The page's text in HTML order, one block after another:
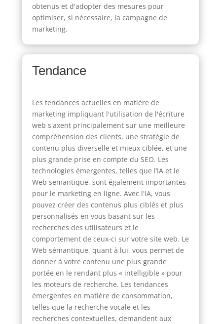
obtenus et d'adopter des mesures pour
optimiser, si nécessaire, la campagne de
marketing.
Tendance
Les tendances actuelles en matière de
marketing impliquant l'utilisation de l'écriture
web s'axent principalement sur une meilleure
compréhension des clients, une stratégie de
contenu plus diverselle et mieux ciblée, et une
plus grande prise en compte du SEO. Les
technologies émergentes, telles que l’IA et le
Web semantique, sont également importantes
pour le marketing en ligne. Avec l'IA, vous
pouvez créer des contenus plus ciblés et plus
personnalisés en vous basant sur les
recherches des utilisateurs et le
comportement de ceux-ci sur votre site web. Le
Web sémantique, quant à lui, vous permet de
donner à votre contenu une plus grande
portée en le rendant plus « intelligible » pour
les moteurs de recherche. Les tendances
émergentes en matière de consommation,
telles que la recherche vocale et les
recherches contextuelles, demandent aux